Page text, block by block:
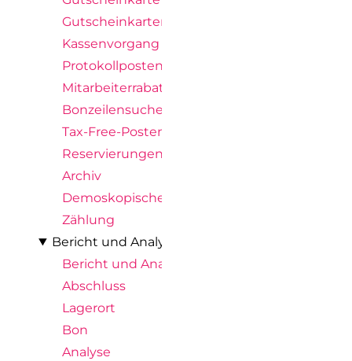
Gutscheinkartenposten
Kassenvorgang
Protokollposten
Mitarbeiterrabattposten
Bonzeilensuche
Tax-Free-Posten
Reservierungen
Archiv
Demoskopische Ergebnisse
Zählung
Bericht und Analyse
Bericht und Analyse
Abschluss
Lagerort
Bon
Analyse